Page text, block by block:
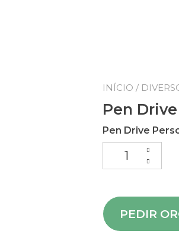
INÍCIO /
Pen
Pen Drive
PEDIR